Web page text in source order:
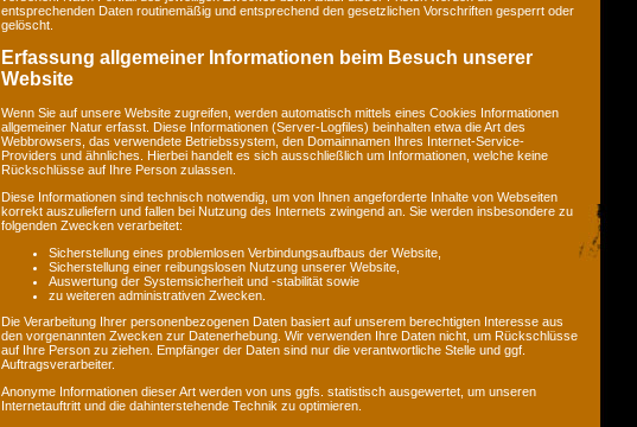
entsprechenden Daten routinemäßig und entsprechend den gesetzlichen Vorschriften gesperrt oder
gelöscht.
Erfassung allgemeiner Informationen beim Besuch unserer
Website
Wenn Sie auf unsere Website zugreifen, werden automatisch mittels eines Cookies Informationen
allgemeiner Natur erfasst. Diese Informationen (Server-Logfiles) beinhalten etwa die Art des
Webbrowsers, das verwendete Betriebssystem, den Domainnamen Ihres Internet-Service-
Providers und ähnliches. Hierbei handelt es sich ausschließlich um Informationen, welche keine
Rückschlüsse auf Ihre Person zulassen.
Diese Informationen sind technisch notwendig, um von Ihnen angeforderte Inhalte von Webseiten
korrekt auszuliefern und fallen bei Nutzung des Internets zwingend an. Sie werden insbesondere zu
folgenden Zwecken verarbeitet:
Sicherstellung eines problemlosen Verbindungsaufbaus der Website,
Sicherstellung einer reibungslosen Nutzung unserer Website,
Auswertung der Systemsicherheit und -stabilität sowie
zu weiteren administrativen Zwecken.
Die Verarbeitung Ihrer personenbezogenen Daten basiert auf unserem berechtigten Interesse aus
den vorgenannten Zwecken zur Datenerhebung. Wir verwenden Ihre Daten nicht, um Rückschlüsse
auf Ihre Person zu ziehen. Empfänger der Daten sind nur die verantwortliche Stelle und ggf.
Auftragsverarbeiter.
Anonyme Informationen dieser Art werden von uns ggfs. statistisch ausgewertet, um unseren
Internetauftritt und die dahinterstehende Technik zu optimieren.